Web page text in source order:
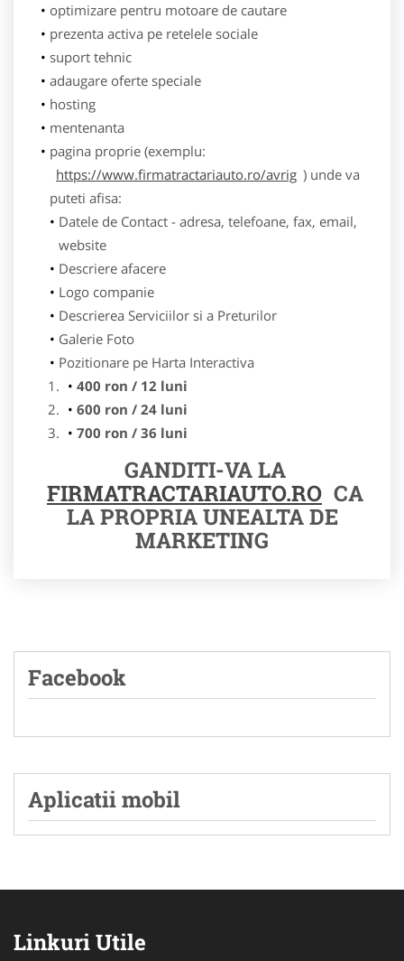
optimizare pentru motoare de cautare
prezenta activa pe retelele sociale
suport tehnic
adaugare oferte speciale
hosting
mentenanta
pagina proprie (exemplu:
https://www.firmatractariauto.ro/avrig ) unde va
puteti afisa:
Datele de Contact - adresa, telefoane, fax, email,
website
Descriere afacere
Logo companie
Descrierea Serviciilor si a Preturilor
Galerie Foto
Pozitionare pe Harta Interactiva
400 ron / 12 luni
600 ron / 24 luni
700 ron / 36 luni
GANDITI-VA LA
FIRMATRACTARIAUTO.RO CA
LA PROPRIA UNEALTA DE
MARKETING
Facebook
Aplicatii mobil
Linkuri Utile